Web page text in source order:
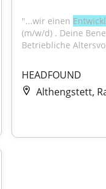
"...wir einen
(m/w/d) . Deine
Betriebliche
HEADFOUND
Althengstett,